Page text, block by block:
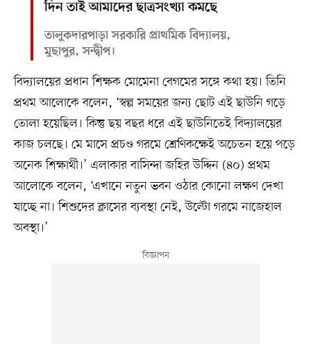
দিন তাই আমাদের ছাত্রসংখ্যা কমছে
তালুকদারপাড়া সরকারি প্রাথমিক বিদ্যালয়,
মুছাপুর, সন্দ্বীপ।
বিদ্যালয়ের প্রধান শিক্ষক মোমেনা বেগমের সঙ্গে কথা হয়। তিনি
প্রথম আলোকে বলেন, ‘স্বল্প সময়ের জন্য ছোট এই ছাউনি গড়ে
তোলা হয়েছিল। কিন্তু ছয় বছর ধরে এই ছাউনিতেই বিদ্যালয়ের
কাজ চলছে। মে মাসে প্রচণ্ড গরমে শ্রেণিকক্ষেই অচেতন হয়ে পড়ে
অনেক শিক্ষার্থী।’ এলাকার বাসিন্দা জহির উদ্দিন (৪০) প্রথম
আলোকে বলেন, ‘এখানে নতুন ভবন ওঠার কোনো লক্ষণ দেখা
যাচ্ছে না। শিশুদের ক্লাসের ব্যবস্থা নেই, উল্টো গরমে নাজেহাল
অবস্থা।’